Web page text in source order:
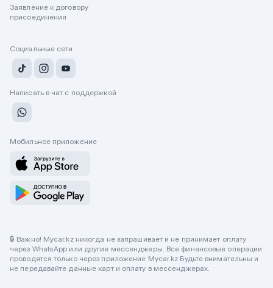
Заявление к договору
присоединения
Социальные сети
Написать в чат с поддержкой
Мобильное приложение
🔒 Важно! Mycar.kz никогда не запрашивает и не принимает оплату
через WhatsApp или другие мессенджеры. Все финансовые операции
проводятся только через приложение Mycar.kz Будьте внимательны и
не передавайте данные карт и оплату в мессенджерах.